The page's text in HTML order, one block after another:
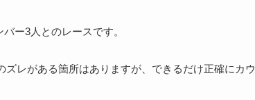
ー3人とのレースです。
レがある箇所はありますが、できるだけ正確にカウ